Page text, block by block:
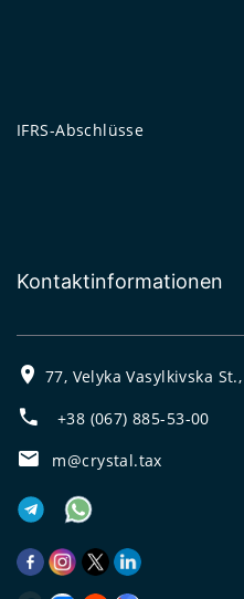
IFRS-Abschlüsse
Kontaktinformationen
77, Velyka Vasylkivska
+38 (067) 885-53-00
m@crystal.tax